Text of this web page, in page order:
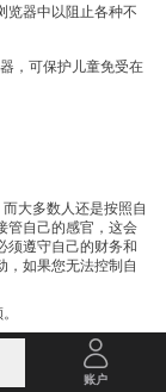
览器中以阻止各种不
，可保护儿童免受在
大多数人还是按照自
管自己的感官，这会
须遵守自己的财务和
，如果您无法控制自
账户